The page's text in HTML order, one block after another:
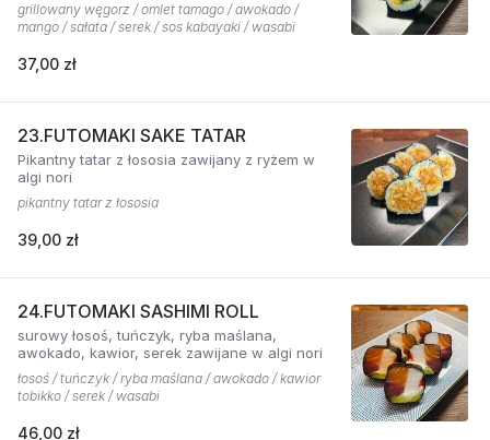
grillowany węgorz / omlet tamago / awokado /
mango / sałata / serek / sos kabayaki / wasabi
37,00 zł
23.FUTOMAKI SAKE TATAR
Pikantny tatar z łososia zawijany z ryżem w
algi nori
pikantny tatar z łososia
39,00 zł
24.FUTOMAKI SASHIMI ROLL
surowy łosoś, tuńczyk, ryba maślana,
awokado, kawior, serek zawijane w algi nori
łosoś / tuńczyk / ryba maślana / awokado / kawior
tobikko / serek / wasabi
46,00 zł